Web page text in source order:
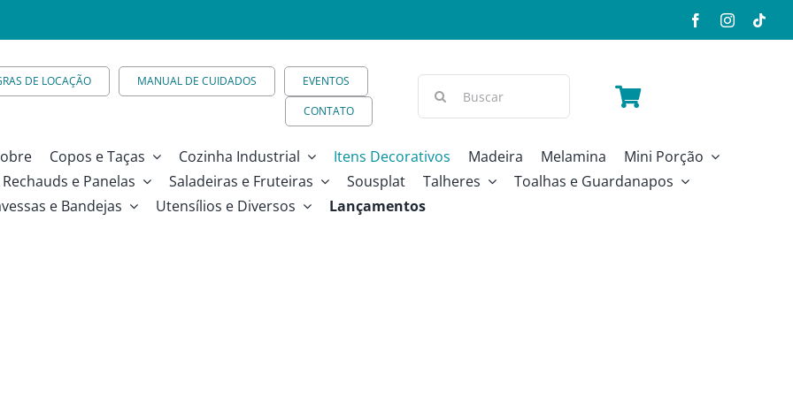
DE LOCAÇÃO MANUAL DE CUIDADOS
EVENTOS
CONTATO
Copos e Taças Cozinha Industrial Itens Decorativos Madeira Melamina
Mini Porção
Rechauds e Panelas Saladeiras e Fruteiras Sousplat Talheres
Toalhas e Guardanapos
e Bandejas
Utensílios e Diversos Lançamentos